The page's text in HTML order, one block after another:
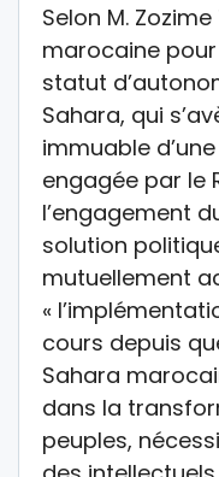
Selon M.
marocaine
statut
Sahara, qui
immuable
engagée par le
l’engagement
solution
mutuellement
«
cours depuis
Sahara
dans la
peuples,